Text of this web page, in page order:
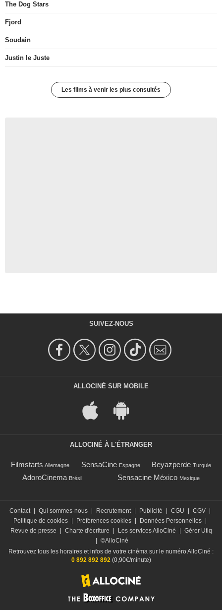
The Dog Stars
Fjord
Soudain
Justin le Juste
Les films à venir les plus consultés
SUIVEZ-NOUS
ALLOCINÉ SUR MOBILE
ALLOCINÉ À L'ÉTRANGER
Filmstarts Allemagne SensaCine Espagne Beyazperde Turquie
AdoroCinema Brésil Sensacine México Mexique
Contact Qui sommes-nous Recrutement Publicité CGU CGV
Politique de cookies
Préférences cookies Données Personnelles
Revue de presse
Charte d'écriture Les services AlloCiné
Gérer Utiq
©AlloCiné
Retrouvez tous les horaires et infos de votre cinéma sur le numéro AlloCiné :
0 892 892 892(0,90€/minute)